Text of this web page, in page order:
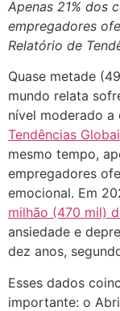
Apenas 21% dos
empregadores
Relatório de
Quase metade
mundo relata
nível moderado a
Tendências
mesmo tempo,
empregadores
emocional. Em
milhão (470 mil)
ansiedade e
dez anos,
Esses dados
importante: o